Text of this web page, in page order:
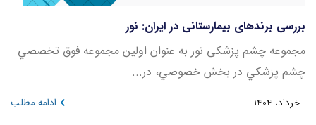
بررسی برندهای بیمارستانی در ایران: نور
مجموعه چشم پزشکی نور به عنوان اولين مجموعه فوق تخصصي
چشم پزشكي در بخش خصوصي، در...
خرداد، 1404 ادامه مطلب